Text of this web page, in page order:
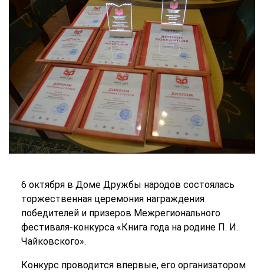
6 октября в Доме Дружбы народов состоялась
торжественная церемония награждения
победителей и призеров Межрегионального
фестиваля-конкурса «Книга года на родине П. И.
Чайковского».
Конкурс проводится впервые, его организатором